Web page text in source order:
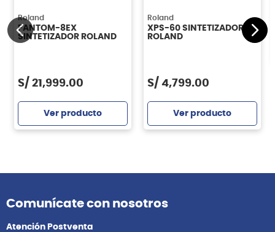
Roland
FANTOM-8EX
SINTETIZADOR ROLAND
S/ 21,999.00
Ver producto
Roland
XPS-60 SINTETIZADOR
ROLAND
S/ 4,799.00
Ver producto
Comunícate con nosotros
Atención Postventa